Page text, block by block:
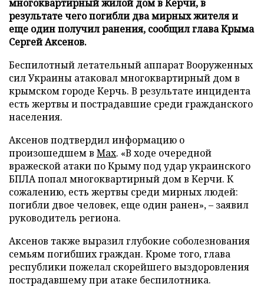
многоквартирный жилой дом в Керчи, в
результате чего погибли два мирных жителя и
еще один получил ранения, сообщил глава Крыма
Сергей Аксенов.
Беспилотный летательный аппарат Вооруженных
сил Украины атаковал многоквартирный дом в
крымском городе Керчь. В результате инцидента
есть жертвы и пострадавшие среди гражданского
населения.
Аксенов подтвердил информацию о
произошедшем в Мах. «В ходе очередной
вражеской атаки по Крыму под удар украинского
БПЛА попал многоквартирный дом в Керчи. К
сожалению, есть жертвы среди мирных людей:
погибли двое человек, еще один ранен», – заявил
руководитель региона.
Аксенов также выразил глубокие соболезнования
семьям погибших граждан. Кроме того, глава
республики пожелал скорейшего выздоровления
пострадавшему при атаке беспилотника.